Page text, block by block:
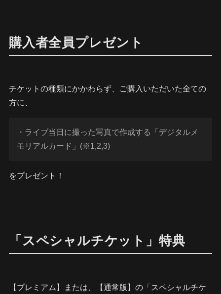
購入者全員プレゼント
チケットの種類にかかわらず、ご購入いただいた全ての
方に、
・ライブ当日に撮った写真で作成する「デジタルメ
モリアルカード」(※1,2,3)
をプレゼント！
「スペシャルチケット」特典
【プレミアム】または、【通常版】の「スペシャルチケ